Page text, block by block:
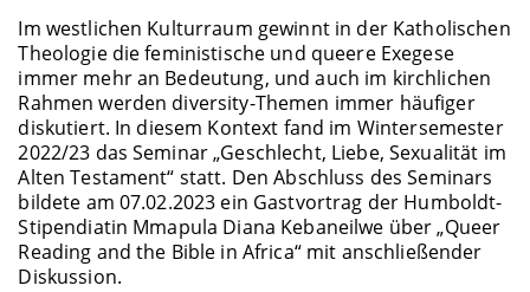
Im westlichen Kulturraum gewinnt in der Katholischen
Theologie die feministische und queere Exegese
immer mehr an Bedeutung, und auch im kirchlichen
Rahmen werden diversity-Themen immer häufiger
diskutiert. In diesem Kontext fand im Wintersemester
2022/23 das Seminar „Geschlecht, Liebe, Sexualität im
Alten Testament“ statt. Den Abschluss des Seminars
bildete am 07.02.2023 ein Gastvortrag der Humboldt-
Stipendiatin Mmapula Diana Kebaneilwe über „Queer
Reading and the Bible in Africa“ mit anschließender
Diskussion.